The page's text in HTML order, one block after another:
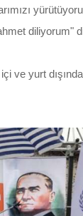
diliyorum"
ve yurt